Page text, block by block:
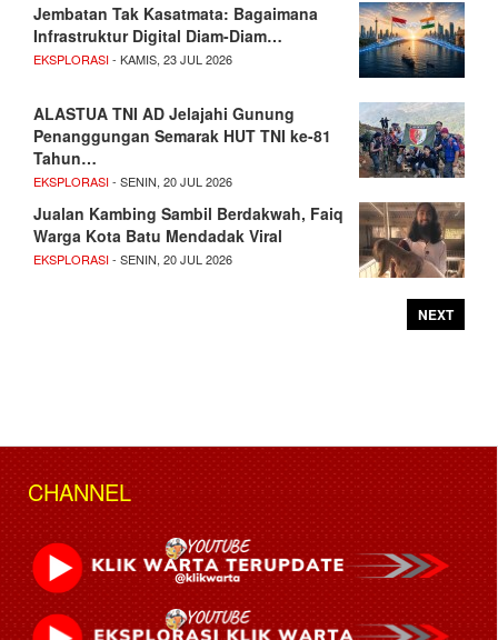
Jembatan Tak Kasatmata: Bagaimana
Infrastruktur Digital Diam-Diam…
EKSPLORASI- KAMIS, 23 JUL 2026
ALASTUA TNI AD Jelajahi Gunung
Penanggungan Semarak HUT TNI ke-81
Tahun…
EKSPLORASI- SENIN, 20 JUL 2026
Jualan Kambing Sambil Berdakwah, Faiq
Warga Kota Batu Mendadak Viral
EKSPLORASI- SENIN, 20 JUL 2026
NEXT
CHANNEL